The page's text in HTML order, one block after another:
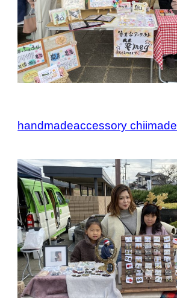
handmadeaccessory chiimade